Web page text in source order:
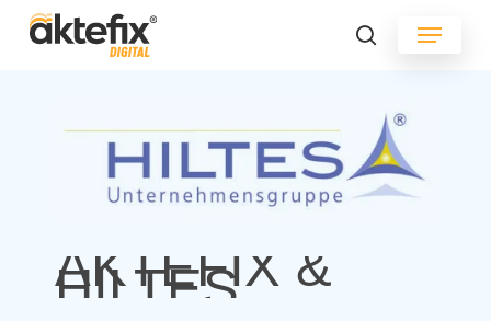
Skip
search
Menu
AKTEFIX &
HILTES